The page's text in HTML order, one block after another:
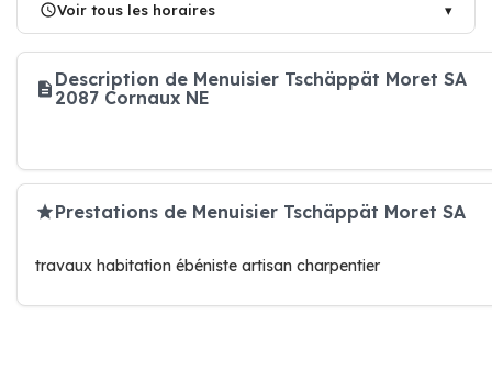
Voir tous les horaires
Description de Menuisier Tschäppät Moret SA
2087 Cornaux NE
Prestations de Menuisier Tschäppät Moret SA
travaux habitation ébéniste artisan charpentier